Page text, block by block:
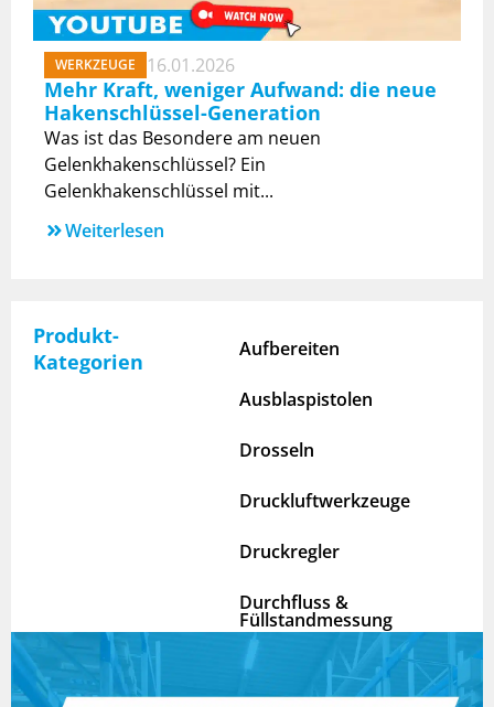
WERKZEUGE 16.01.2026
Mehr Kraft, weniger Aufwand: die neue
Hakenschlüssel-Generation
Was ist das Besondere am neuen
Gelenkhakenschlüssel? Ein
Gelenkhakenschlüssel mit...
Weiterlesen
Produkt-
Kategorien
Aufbereiten
Ausblaspistolen
Drosseln
Druckluftwerkzeuge
Druckregler
Durchfluss &
Füllstandmessung
Gewindefittings